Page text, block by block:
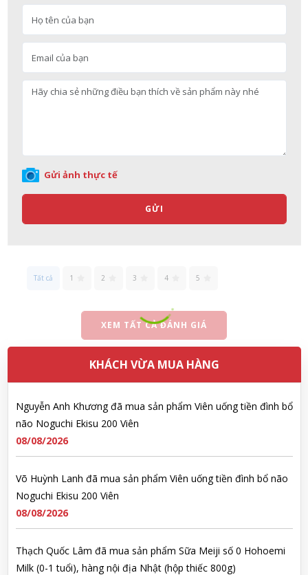
Gửi ảnh thực tế
GỬI
Tất cả 1 2 3 4 5
XEM TẤT CẢ ĐÁNH GIÁ
KHÁCH VỪA MUA HÀNG
Nguyễn Nhật Quang đã mua sản phẩm Sữa tắm Pigeon Baby
Võ Thị Thanh Tươi đã mua sản phẩm Men Vi Sinh BioGaia
Nhật Bản lọ 5ml cho trẻ Sơ Sinh
08/08/2026
08/08/2026
Nguyễn Văn Cảnh đã mua sản phẩm Sữa Meiji số 0 Hohoemi
Milk (0-1 tuổi), hàng nội địa Nhật (hộp thiếc 800g)
08/08/2026
Nguyễn Anh Khương đã mua sản phẩm Viên uống tiền đình bổ
não Noguchi Ekisu 200 Viên
08/08/2026
Võ Huỳnh Lanh đã mua sản phẩm Viên uống tiền đình bổ não
Noguchi Ekisu 200 Viên
08/08/2026
Thạch Quốc Lâm đã mua sản phẩm Sữa Meiji số 0 Hohoemi
Milk (0-1 tuổi), hàng nội địa Nhật (hộp thiếc 800g)
08/08/2026